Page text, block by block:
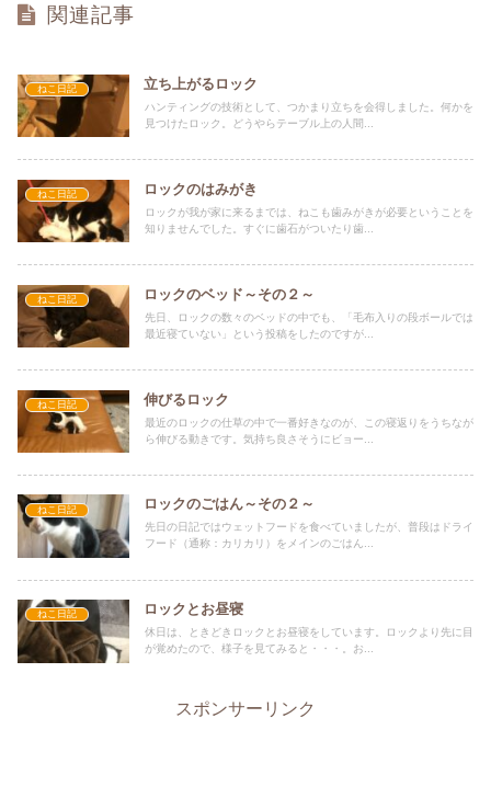
関連記事
ねこ日記 立ち上がるロック
ハンティングの技術として、つかまり立ちを会得しました。何かを
見つけたロック。どうやらテーブル上の人間...
ねこ日記 ロックのはみがき
ロックが我が家に来るまでは、ねこも歯みがきが必要ということを
知りませんでした。すぐに歯石がついたり歯...
ねこ日記 ロックのベッド～その２～
先日、ロックの数々のベッドの中でも、「毛布入りの段ボールでは
最近寝ていない」という投稿をしたのですが...
ねこ日記 伸びるロック
最近のロックの仕草の中で一番好きなのが、この寝返りをうちなが
ら伸びる動きです。気持ち良さそうにビョー...
ねこ日記 ロックのごはん～その２～
先日の日記ではウェットフードを食べていましたが、普段はドライ
フード（通称：カリカリ）をメインのごはん...
ねこ日記 ロックとお昼寝
休日は、ときどきロックとお昼寝をしています。ロックより先に目
が覚めたので、様子を見てみると・・・。お...
スポンサーリンク